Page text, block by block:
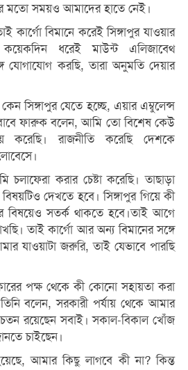
মতো সময়ও আমা‌দের হাতে নেই।
কার্গো বিমানে করেই সিঙ্গাপুর যাওয়ার
কয়েক‌দিন ধরেই মাউন্ট এলিজাবেথ
যোগাযোগ করছি, তারা অনুমতি দেয়ার
সিঙ্গাপুর যে‌তে হ‌চ্ছে, এয়ার এম্বু‌লেন্স
ফারুক ব‌লেন, আমি তো বি‌শেষ কেউ
করে‌ছি। রাজনী‌তি ক‌রে‌ছি দেশ‌কে
করার চেষ্টা ক‌রে‌ছি। তাছাড়া
বিষয়‌টিও দেখ‌তে হ‌বে। সিঙ্গাপুর গি‌য়ে কী
বিষ‌য়েও সতর্ক থাক‌তে হ‌বে।তাই আগে
তাই কা‌র্গো আর অন্য বিমা‌নের স‌ঙ্গে
যাওয়াটা জরুরি, তাই যেভা‌বে পার‌ছি
পক্ষ থে‌কে কী কো‌নো সহায়তা করা
ব‌লেন, সরকারী পর্যায় থে‌কে আমার
র‌য়ে‌ছেন সবাই। সকাল-বিকাল খোঁজ
চাইছেন।
আমার কিছু লাগবে কী না? কিন্ত